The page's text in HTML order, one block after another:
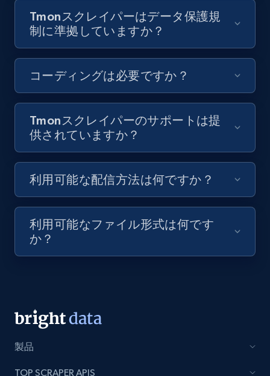
8.1K+ 716+ 無料トライアル
Youtube - Videos posts - Discovery records
URL, Title, Youtuber, Youtuber md5, Video url,
Video length, Likes, Views, and more.
8.1K+ 716+ 無料トライアル
Youtube - Videos posts - Discovery videos
by podcast url
URL, Title, Youtuber, Youtuber md5, Video url,
Tmonスクレイパーはデータ保護規
制に準拠していますか？
コーディングは必要ですか？
Tmonスクレイパーのサポートは提
供されていますか？
利用可能な配信方法は何ですか？
利用可能なファイル形式は何です
か？
製品
TOP SCRAPER APIS